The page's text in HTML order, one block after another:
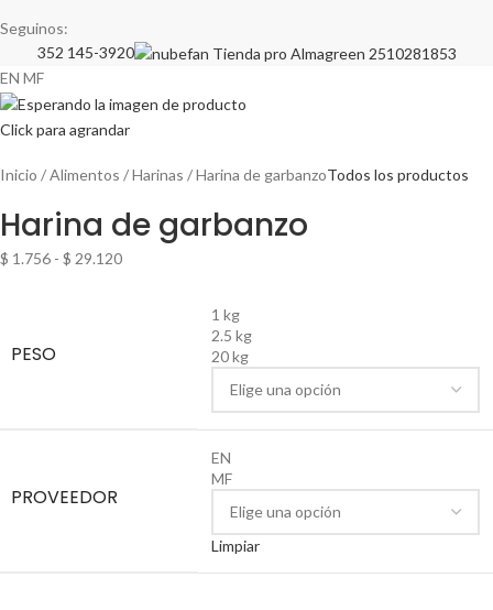
Seguinos:
352 145-3920
EN MF
Click para agrandar
Inicio Alimentos Harinas Harina de garbanzoTodos los productos
Harina de garbanzo
$ 1.756 - $ 29.120
PESO
1 kg
2.5 kg
20 kg
PROVEEDOR
EN
MF
Limpiar